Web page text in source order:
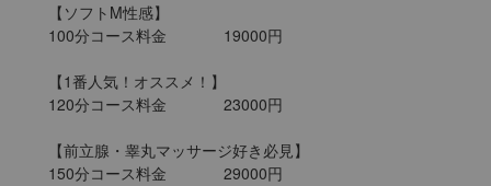
【ソフトM性感】
100分コース料金		19000円
【1番人気！オススメ！】
120分コース料金		23000円
【前立腺・睾丸マッサージ好き必見】
150分コース料金		29000円